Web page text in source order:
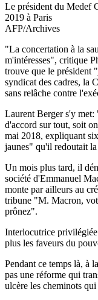
Le président du Medef
2019 à Paris
AFP/Archives
"La concertation à la
m'intéresses", critique
trouve que le président
syndicat des cadres, la
sans relâche contre
Laurent Berger s'y
d'accord sur tout, soit
mai 2018, expliquant
jaunes" qu'il redoutait
Un mois plus tard, il
société d'Emmanuel
monte par ailleurs au
tribune "M. Macron,
prônez".
Interlocutrice
plus les faveurs du
Pendant ce temps là, à
pas une réforme qui
ulcère les cheminots